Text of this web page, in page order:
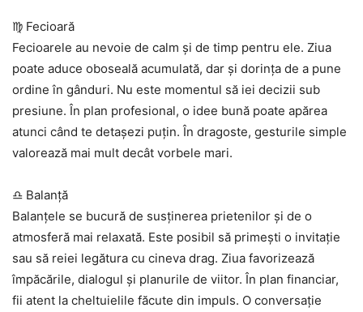
♍ Fecioară
Fecioarele au nevoie de calm și de timp pentru ele. Ziua
poate aduce oboseală acumulată, dar și dorința de a pune
ordine în gânduri. Nu este momentul să iei decizii sub
presiune. În plan profesional, o idee bună poate apărea
atunci când te detașezi puțin. În dragoste, gesturile simple
valorează mai mult decât vorbele mari.
♎ Balanță
Balanțele se bucură de susținerea prietenilor și de o
atmosferă mai relaxată. Este posibil să primești o invitație
sau să reiei legătura cu cineva drag. Ziua favorizează
împăcările, dialogul și planurile de viitor. În plan financiar,
fii atent la cheltuielile făcute din impuls. O conversație